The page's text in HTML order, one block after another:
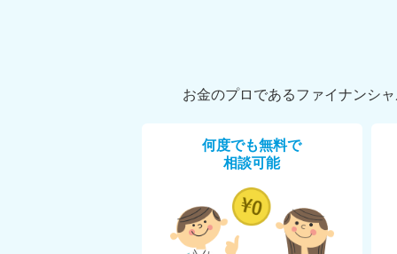
お金のプロであるファイナンシ
何度でも無料で
相談可能